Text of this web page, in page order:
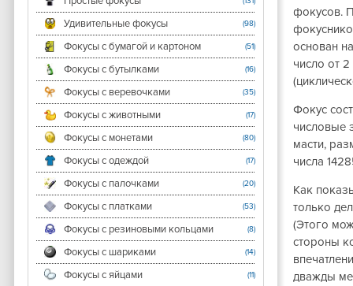
Удивительные фокусы (98)
Фокусы с бумагой и картоном (51)
Фокусы с бутылками (16)
Фокусы с веревочками (35)
Фокусы с животными (17)
Фокусы с монетами (80)
Фокусы с одеждой (17)
Фокусы с палочками (20)
Фокусы с платками (53)
Фокусы с резиновыми кольцами (8)
Фокусы с шариками (14)
Фокусы с яйцами (11)
фокусов.
основан
число от
Фокус
числовые
масти,
числа
Как
только
(Этого
стороны
дважды